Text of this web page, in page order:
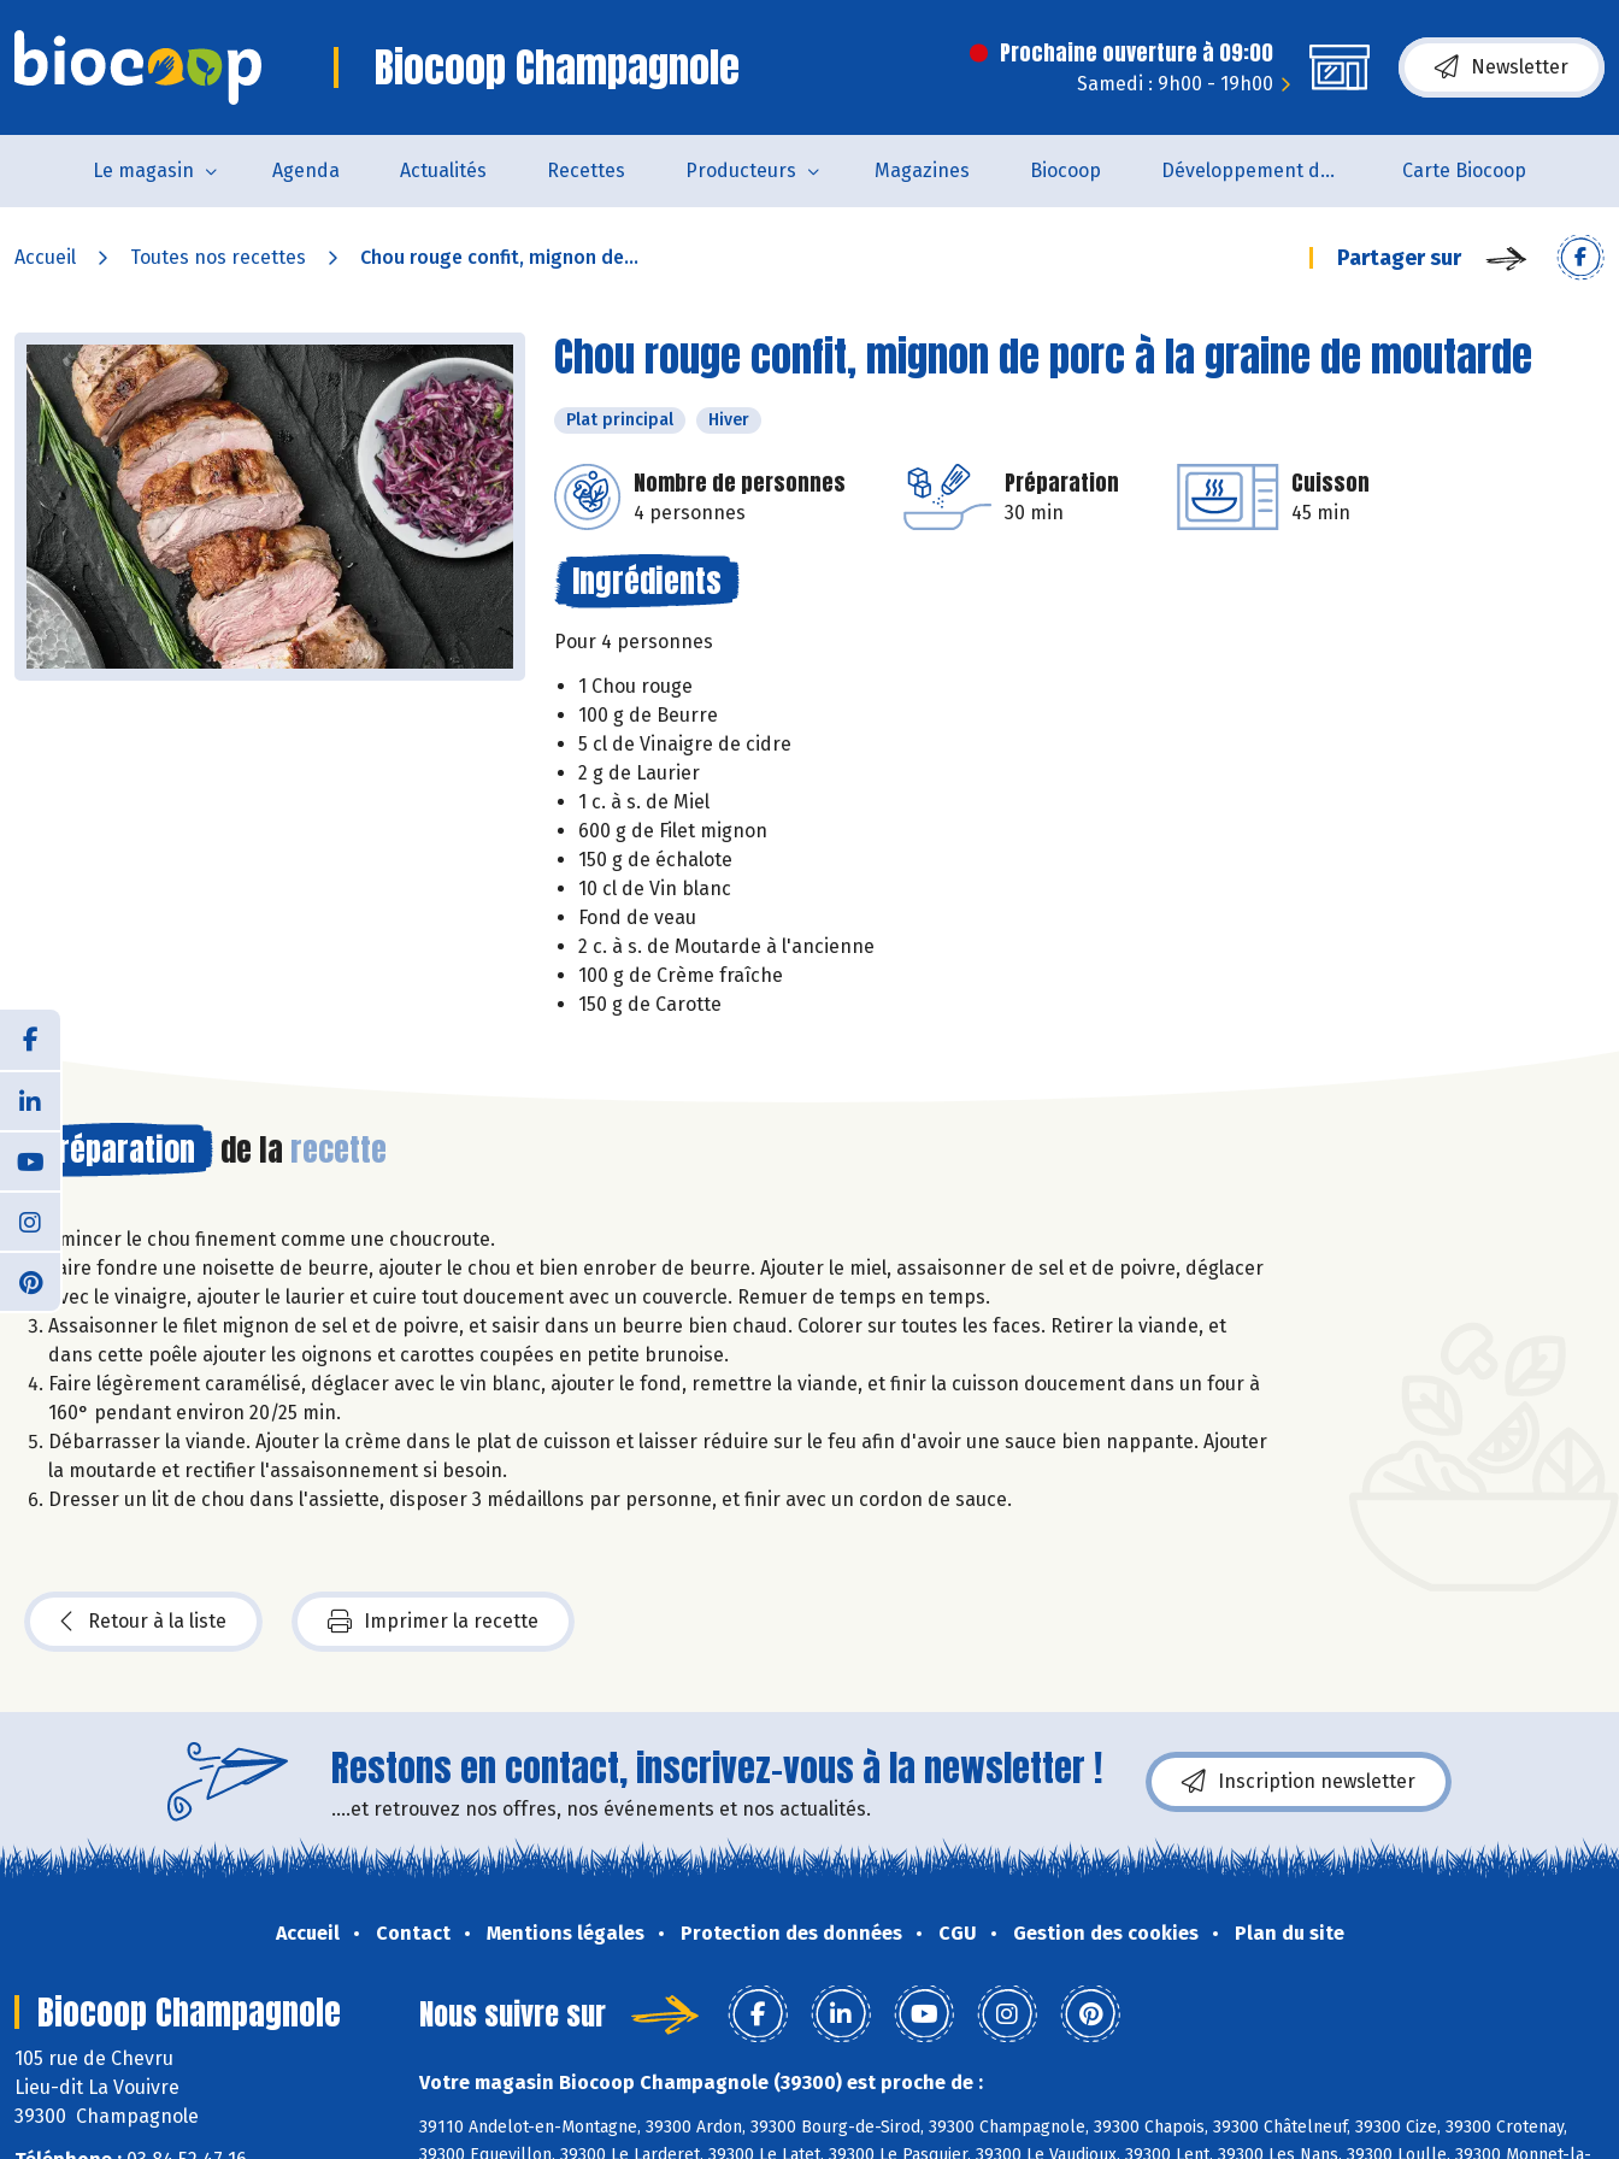
Biocoop Champagnole Prochaine ouverture à 09:00
Samedi : 9h00 - 19h00
Newsletter
Le magasin Agenda Actualités Recettes Producteurs Magazines Biocoop Développement durable Carte Biocoop
Accueil Toutes nos recettes Chou rouge confit, mignon de... Partager sur
Chou rouge confit, mignon de porc à la graine de moutarde
Plat principal Hiver
Nombre de personnes
4 personnes
Préparation
30 min
Cuisson
45 min
Ingrédients
Pour 4 personnes
1 Chou rouge
100 g de Beurre
5 cl de Vinaigre de cidre
2 g de Laurier
1 c. à s. de Miel
600 g de Filet mignon
150 g de échalote
10 cl de Vin blanc
Fond de veau
2 c. à s. de Moutarde à l'ancienne
100 g de Crème fraîche
150 g de Carotte
Préparation de la recette
Emincer le chou finement comme une choucroute.
Faire fondre une noisette de beurre, ajouter le chou et bien enrober de beurre. Ajouter le miel, assaisonner de sel et de poivre, déglacer
avec le vinaigre, ajouter le laurier et cuire tout doucement avec un couvercle. Remuer de temps en temps.
Assaisonner le filet mignon de sel et de poivre, et saisir dans un beurre bien chaud. Colorer sur toutes les faces. Retirer la viande, et
dans cette poêle ajouter les oignons et carottes coupées en petite brunoise.
Faire légèrement caramélisé, déglacer avec le vin blanc, ajouter le fond, remettre la viande, et finir la cuisson doucement dans un four à
160° pendant environ 20/25 min.
Débarrasser la viande. Ajouter la crème dans le plat de cuisson et laisser réduire sur le feu afin d'avoir une sauce bien nappante. Ajouter
la moutarde et rectifier l'assaisonnement si besoin.
Dresser un lit de chou dans l'assiette, disposer 3 médaillons par personne, et finir avec un cordon de sauce.
Retour à la liste Imprimer la recette
Restons en contact, inscrivez-vous à la newsletter !
....et retrouvez nos offres, nos événements et nos actualités.
Inscription newsletter
Accueil Contact Mentions légales Protection des données CGU Gestion des cookies Plan du site
Biocoop Champagnole
105 rue de Chevru
Lieu-dit La Vouivre
39300 Champagnole
Nous suivre sur
Votre magasin Biocoop Champagnole (39300) est proche de :
39110 Andelot-en-Montagne, 39300 Ardon, 39300 Bourg-de-Sirod, 39300 Champagnole, 39300 Chapois, 39300 Châtelneuf, 39300 Cize, 39300 Crotenay,
39300 Equevillon, 39300 Le Larderet, 39300 Le Latet, 39300 Le Pasquier, 39300 Le Vaudioux, 39300 Lent, 39300 Les Nans, 39300 Loulle, 39300 Monnet-la-